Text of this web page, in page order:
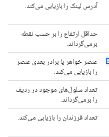
آدرس لینک را بازیابی می‌کند.
حداقل ارتفاع را بر حسب نقطه
برمی‌گرداند.
عنصر خواهر یا برادر بعدی عنصر
را بازیابی می‌کند.
تعداد سلول‌های موجود در ردیف
را برمی‌گرداند.
تعداد فرزندان را بازیابی می‌کند.